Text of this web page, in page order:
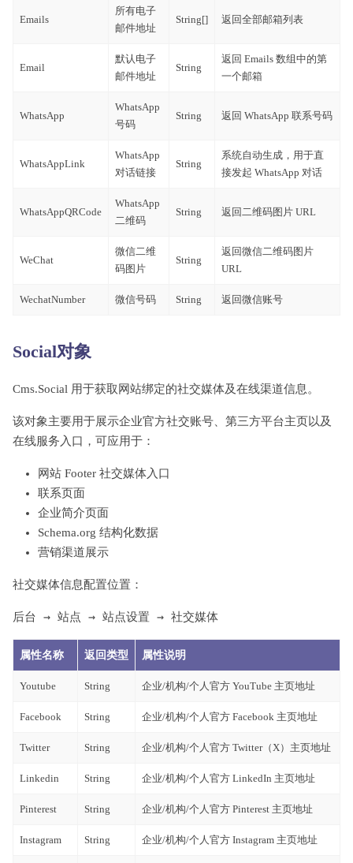
Emails
所有电子
邮件地址
String[] 返回全部邮箱列表
Email
默认电子
邮件地址
String
返回 Emails 数组中的第
一个邮箱
WhatsApp
WhatsApp
号码
String 返回 WhatsApp 联系号码
WhatsAppLink
WhatsApp
对话链接
String
系统自动生成，用于直
接发起 WhatsApp 对话
WhatsAppQRCode
WhatsApp
二维码
String 返回二维码图片 URL
WeChat
微信二维
码图片
String
返回微信二维码图片
URL
WechatNumber 微信号码 String 返回微信账号
Social对象
Cms.Social 用于获取网站绑定的社交媒体及在线渠道信息。
该对象主要用于展示企业官方社交账号、第三方平台主页以及
在线服务入口，可应用于：
网站 Footer 社交媒体入口
联系页面
企业简介页面
Schema.org 结构化数据
营销渠道展示
社交媒体信息配置位置：
后台 → 站点 → 站点设置 → 社交媒体
属性名称 返回类型 属性说明
Youtube String 企业/机构/个人官方 YouTube 主页地址
Facebook String 企业/机构/个人官方 Facebook 主页地址
Twitter String 企业/机构/个人官方 Twitter（X）主页地址
Linkedin String 企业/机构/个人官方 LinkedIn 主页地址
Pinterest String 企业/机构/个人官方 Pinterest 主页地址
Instagram String 企业/机构/个人官方 Instagram 主页地址